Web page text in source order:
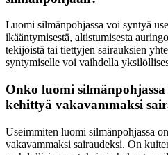
Luomi silmänpohjassa voi syntyä
ikääntymisestä, altistumisesta
tekijöistä tai tiettyjen sairauksien
syntymiselle voi vaihdella
Onko luomi
kehittyä vakavammaksi
Useimmiten luomi silmänpohjassa
vakavammaksi sairaudeksi. On